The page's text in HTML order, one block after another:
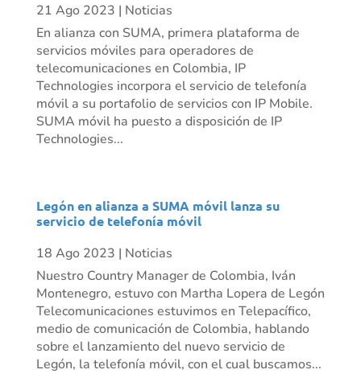
21 Ago 2023 | Noticias
En alianza con SUMA, primera plataforma de
servicios móviles para operadores de
telecomunicaciones en Colombia, IP
Technologies incorpora el servicio de telefonía
móvil a su portafolio de servicios con IP Mobile.
SUMA móvil ha puesto a disposición de IP
Technologies...
Legón en alianza a SUMA móvil lanza su
servicio de telefonía móvil
18 Ago 2023 | Noticias
Nuestro Country Manager de Colombia, Iván
Montenegro, estuvo con Martha Lopera de Legón
Telecomunicaciones estuvimos en Telepacífico,
medio de comunicación de Colombia, hablando
sobre el lanzamiento del nuevo servicio de
Legón, la telefonía móvil, con el cual buscamos...